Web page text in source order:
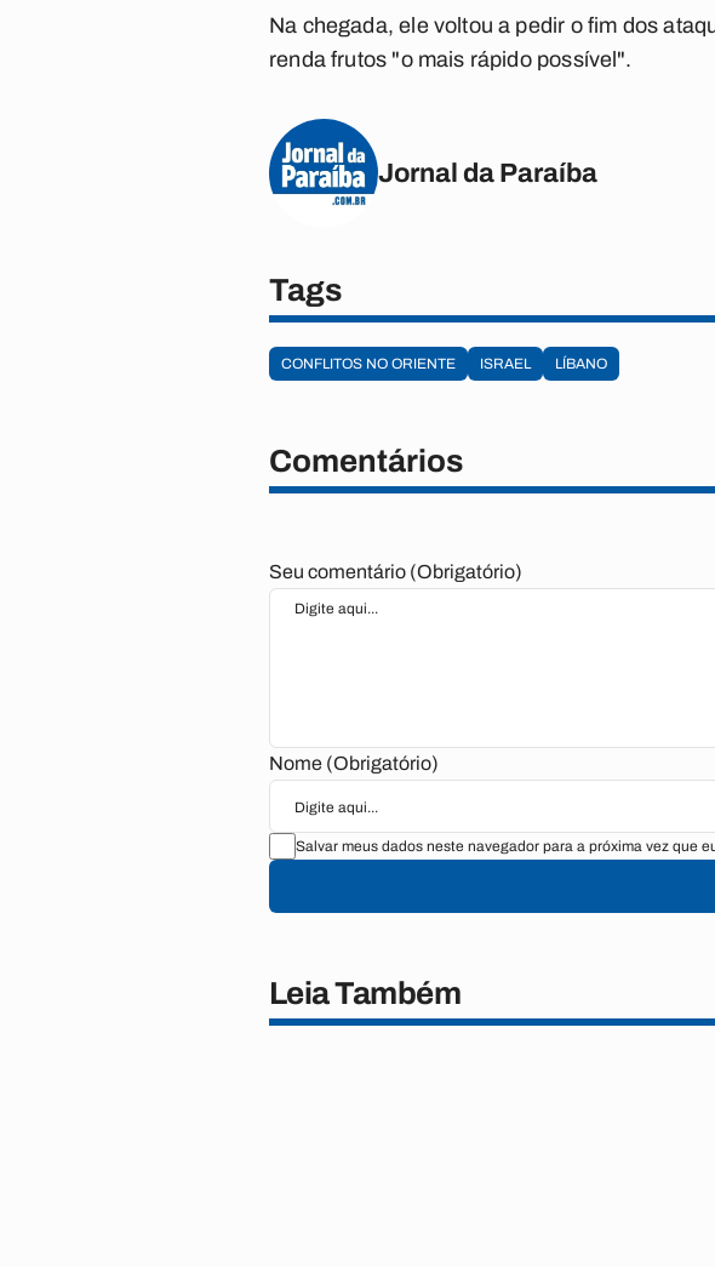
Na chegada, ele voltou a pedir o fim dos
renda frutos "o mais rápido possível".
Jornal da Paraíba
Tags
CONFLITOS NO ORIENTE ISRAEL LÍBANO
Comentários
Seu comentário (Obrigatório)
Nome (Obrigatório)
Salvar meus dados neste navegador para a próxima vez que
Leia Também